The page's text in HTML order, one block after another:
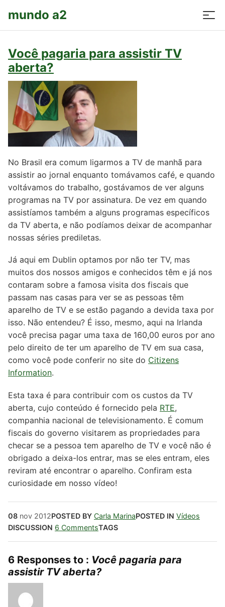
mundo a2
Você pagaria para assistir TV
aberta?
No Brasil era comum ligarmos a TV de manhã para
assistir ao jornal enquanto tomávamos café, e quando
voltávamos do trabalho, gostávamos de ver alguns
programas na TV por assinatura. De vez em quando
assistíamos também a alguns programas específicos
da TV aberta, e não podíamos deixar de acompanhar
nossas séries prediletas.
Já aqui em Dublin optamos por não ter TV, mas
muitos dos nossos amigos e conhecidos têm e já nos
contaram sobre a famosa visita dos fiscais que
passam nas casas para ver se as pessoas têm
aparelho de TV e se estão pagando a devida taxa por
isso. Não entendeu? É isso, mesmo, aqui na Irlanda
você precisa pagar uma taxa de 160,00 euros por ano
pelo direito de ter um aparelho de TV em sua casa,
como você pode conferir no site do Citizens
Information.
Esta taxa é para contribuir com os custos da TV
aberta, cujo conteúdo é fornecido pela RTE,
companhia nacional de televisionamento. É comum
fiscais do governo visitarem as propriedades para
checar se a pessoa tem aparelho de TV e você não é
obrigado a deixa-los entrar, mas se eles entram, eles
reviram até encontrar o aparelho. Confiram esta
curiosidade em nosso vídeo!
08 nov 2012POSTED BY Carla MarinaPOSTED IN Vídeos
DISCUSSION 6 CommentsTAGS
6 Responses to : Você pagaria para
assistir TV aberta?